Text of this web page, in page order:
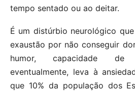
tempo sentado ou ao deitar.
É um distúrbio neurológico
exaustão por não conseguir
humor, capacidade de
eventualmente, leva à
que 10% da população dos